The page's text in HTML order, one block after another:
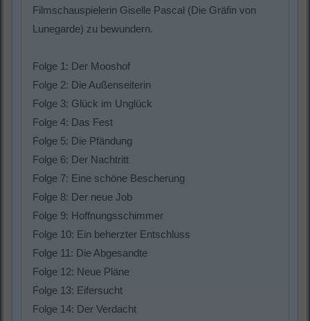
Filmschauspielerin Giselle Pascal (Die Gräfin von
Lunegarde) zu bewundern.
Folge 1: Der Mooshof
Folge 2: Die Außenseiterin
Folge 3: Glück im Unglück
Folge 4: Das Fest
Folge 5: Die Pfändung
Folge 6: Der Nachtritt
Folge 7: Eine schöne Bescherung
Folge 8: Der neue Job
Folge 9: Hoffnungsschimmer
Folge 10: Ein beherzter Entschluss
Folge 11: Die Abgesandte
Folge 12: Neue Pläne
Folge 13: Eifersucht
Folge 14: Der Verdacht